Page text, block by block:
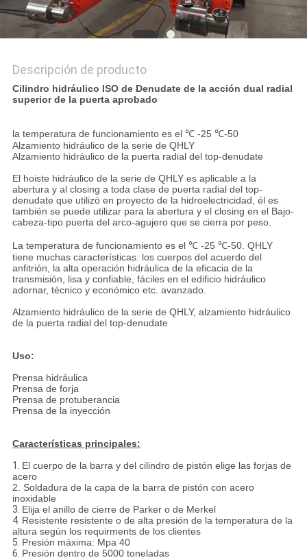
DE
PRIVACIDAD
Descripción de producto
Cilindro hidráulico ISO de Denudate de la acción dual radial
superior de la puerta aprobado
la temperatura de funcionamiento es el ℃ -25 ℃-50
Alzamiento hidráulico de la serie de QHLY
Alzamiento hidráulico de la puerta radial del top-denudate
El hoiste hidráulico de la serie de QHLY es aplicable a la
abertura y al closing a toda clase de puerta radial del top-
denudate que utilizó en proyecto de la hidroelectricidad, él es
también se puede utilizar para la abertura y el closing en el Bajo-
cabeza-tipo puerta del arco-agujero que se cierra por peso.
La temperatura de funcionamiento es el ℃ -25 ℃-50. QHLY
tiene muchas características: los cuerpos del acuerdo del
anfitrión, la alta operación hidráulica de la eficacia de la
transmisión, lisa y confiable, fáciles en el edificio hidráulico
adornar, técnico y económico etc. avanzado.
Alzamiento hidráulico de la serie de QHLY, alzamiento hidráulico
de la puerta radial del top-denudate
Uso:
Prensa hidráulica
Prensa de forja
Prensa de protuberancia
Prensa de la inyección
Características principales:
1. El cuerpo de la barra y del cilindro de pistón elige las forjas de
acero
2. Soldadura de la capa de la barra de pistón con acero
inoxidable
3. Elija el anillo de cierre de Parker o de Merkel
4. Resistente resistente o de alta presión de la temperatura de la
altura según los requirments de los clientes
5. Presión máxima: Mpa 40
6. Presión dentro de 5000 toneladas